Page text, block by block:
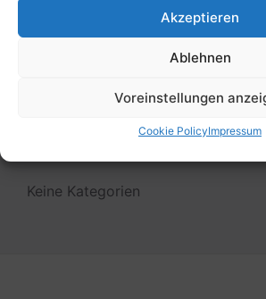
Akzeptieren
Ablehnen
Voreinstellungen
Cookie PolicyImpressum
Filter
Keine Kategorien